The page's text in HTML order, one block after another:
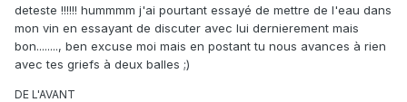
deteste !!!!!! hummmm j'ai pourtant essayé de mettre de l'eau dans
mon vin en essayant de discuter avec lui dernierement mais
bon........, ben excuse moi mais en postant tu nous avances à rien
avec tes griefs à deux balles ;)
DE L'AVANT